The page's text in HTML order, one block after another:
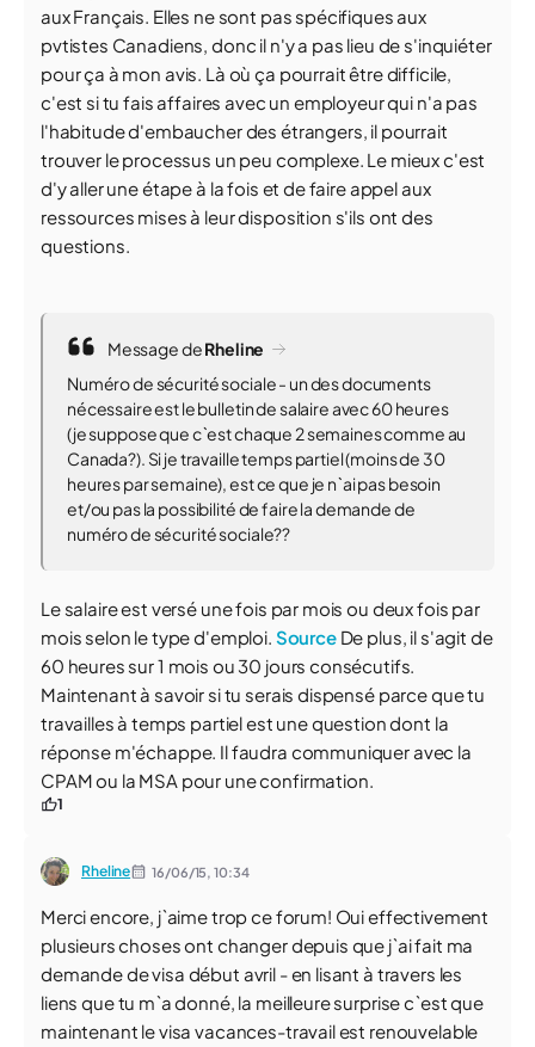
aux Français. Elles ne sont pas spécifiques aux
pvtistes Canadiens, donc il n'y a pas lieu de s'inquiéter
pour ça à mon avis. Là où ça pourrait être difficile,
c'est si tu fais affaires avec un employeur qui n'a pas
l'habitude d'embaucher des étrangers, il pourrait
trouver le processus un peu complexe. Le mieux c'est
d'y aller une étape à la fois et de faire appel aux
ressources mises à leur disposition s'ils ont des
questions.
Message deRheline
Numéro de sécurité sociale - un des documents
nécessaire est le bulletin de salaire avec 60 heures
(je suppose que c`est chaque 2 semaines comme au
Canada?). Si je travaille temps partiel (moins de 30
heures par semaine), est ce que je n`ai pas besoin
et/ou pas la possibilité de faire la demande de
numéro de sécurité sociale??
Le salaire est versé une fois par mois ou deux fois par
mois selon le type d'emploi. SourceDe plus, il s'agit de
60 heures sur 1 mois ou 30 jours consécutifs.
Maintenant à savoir si tu serais dispensé parce que tu
travailles à temps partiel est une question dont la
réponse m'échappe. Il faudra communiquer avec la
CPAM ou la MSA pour une confirmation.
1
Rheline 16/06/15,10:34
Merci encore, j`aime trop ce forum! Oui effectivement
plusieurs choses ont changer depuis que j`ai fait ma
demande de visa début avril - en lisant à travers les
liens que tu m`a donné, la meilleure surprise c`est que
maintenant le visa vacances-travail est renouvelable